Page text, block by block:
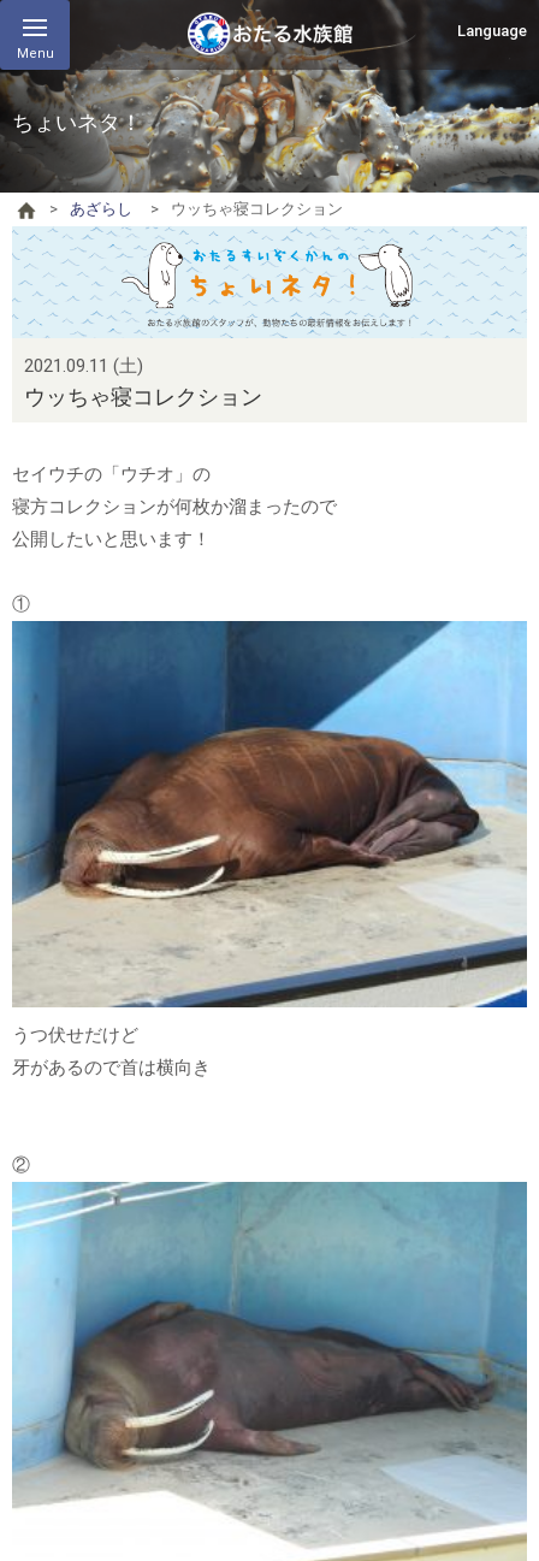
Menu
Language
ちょいネタ！
あざらし ウッちゃ寝コレクション
2021.09.11 (土)
ウッちゃ寝コレクション
セイウチの「ウチオ」の
寝方コレクションが何枚か溜まったので
公開したいと思います！
①
うつ伏せだけど
牙があるので首は横向き
②